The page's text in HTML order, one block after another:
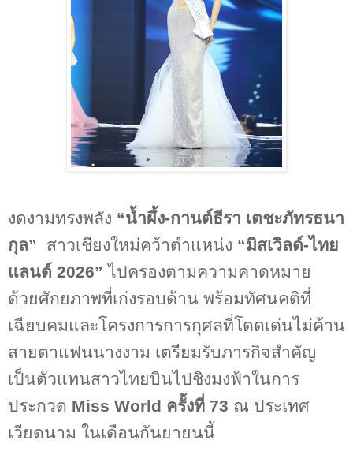
งดงามทรงพลัง “น้ำผึ้ง-กานต์ธีรา เตชะภัทรธนา
กุล”
สาวเชียงใหม่คว้าตำแหน่ง “มิสเวิลด์-ไทย
แลนด์ 2026” ไปครองตามความคาดหมาย
ด้วยศักยภาพที่เก่งรอบด้าน พร้อมทัศนคติที่
เฉียบคมและโครงการการกุศลที่โดดเด่นไม่ค้าน
สายตาแฟนนางงาม เตรียมรับภารกิจสำคัญ
เป็นตัวแทนสาวไทยบินไปชิงมงฟ้าในการ
ประกวด Miss World ครั้งที่ 73 ณ ประเทศ
เวียดนาม ในเดือนกันยายนนี้